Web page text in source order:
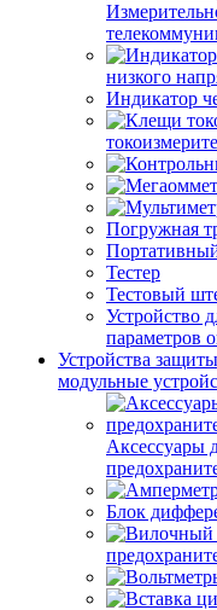
низкого
Индикатор
Погружная
Портативный
Тестер
Тестовый
Устройство
параметров
Устройства
модульные
Аксессуары
Блок